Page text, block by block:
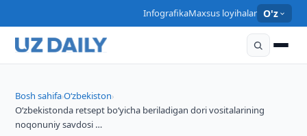
InfografikaMaxsus loyihalar O'z
Bosh sahifa›O‘zbekiston›
O‘zbekistonda retsept bo‘yicha beriladigan dori vositalarining
noqonuniy savdosi …